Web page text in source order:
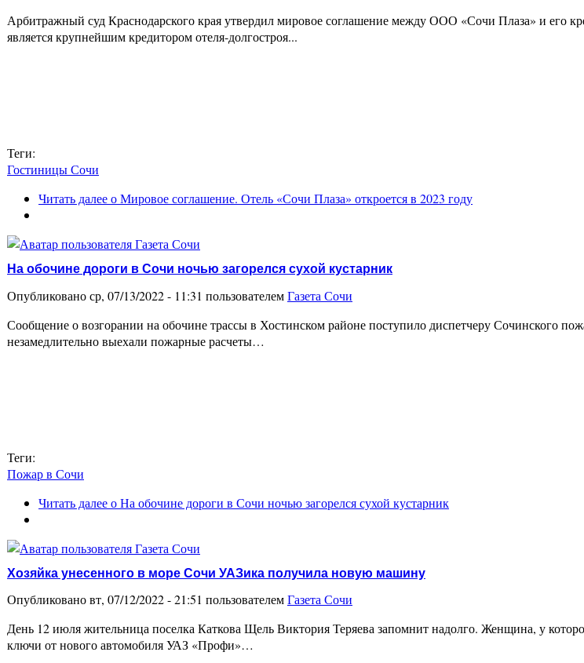
Арбитражный суд Краснодарского края утвердил мировое соглашение между ООО «Сочи Плаза» и его
является крупнейшим кредитором отеля-долгостроя...
Теги:
Гостиницы Сочи
Читать далеео Мировое соглашение. Отель «Сочи Плаза» откроется в 2023 году
На обочине дороги в Сочи ночью загорелся сухой кустарник
Опубликовано ср, 07/13/2022 - 11:31 пользователемГазета Сочи
Сообщение о возгорании на обочине трассы в Хостинском районе поступило диспетчеру Сочинского
незамедлительно выехали пожарные расчеты…
Теги:
Пожар в Сочи
Читать далеео На обочине дороги в Сочи ночью загорелся сухой кустарник
Хозяйка унесенного в море Сочи УАЗика получила новую машину
Опубликовано вт, 07/12/2022 - 21:51 пользователемГазета Сочи
День 12 июля жительница поселка Каткова Щель Виктория Теряева запомнит надолго. Женщина, у
ключи от нового автомобиля УАЗ «Профи»…